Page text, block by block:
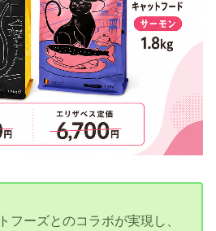
フーズとのコラボが実現し、